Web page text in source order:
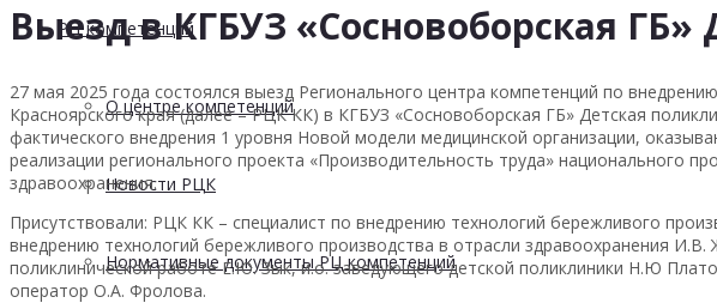
РЦ компетенций
О центре компетенций
Новости РЦК
Нормативные документы РЦ компетенций
Выезд в КГБУЗ «Сосновоборская ГБ»
27 мая 2025 года состоялся выезд Регионального центра компетенций по
Красноярского края (далее – РЦК КК) в КГБУЗ «Сосновоборская ГБ» Детская
фактического внедрения 1 уровня Новой модели медицинской организации,
реализации регионального проекта «Производительность труда» национального
здравоохранения.
Присутствовали: РЦК КК – специалист по внедрению технологий бережливого
внедрению технологий бережливого производства в отрасли здравоохранения
поликлинической работе Е.Ю. Зык, и.о. заведующего детской поликлиники Н.Ю
оператор О.А. Фролова.